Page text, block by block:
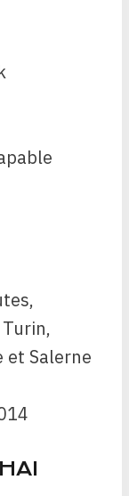
et Salerne